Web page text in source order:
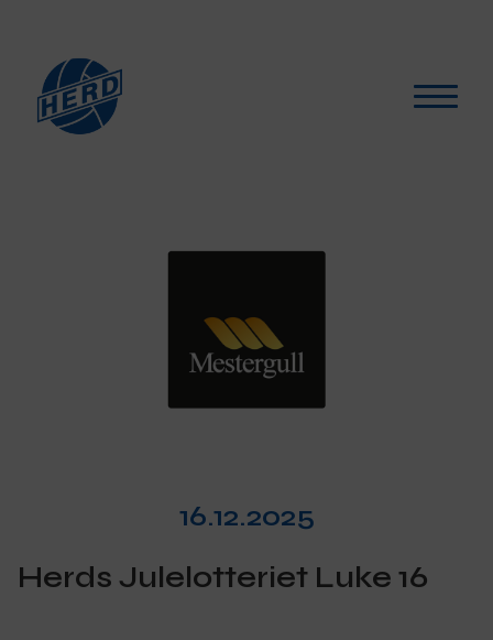
For medlemmer ▾
16.12.2025
Herds Julelotteriet Luke 16